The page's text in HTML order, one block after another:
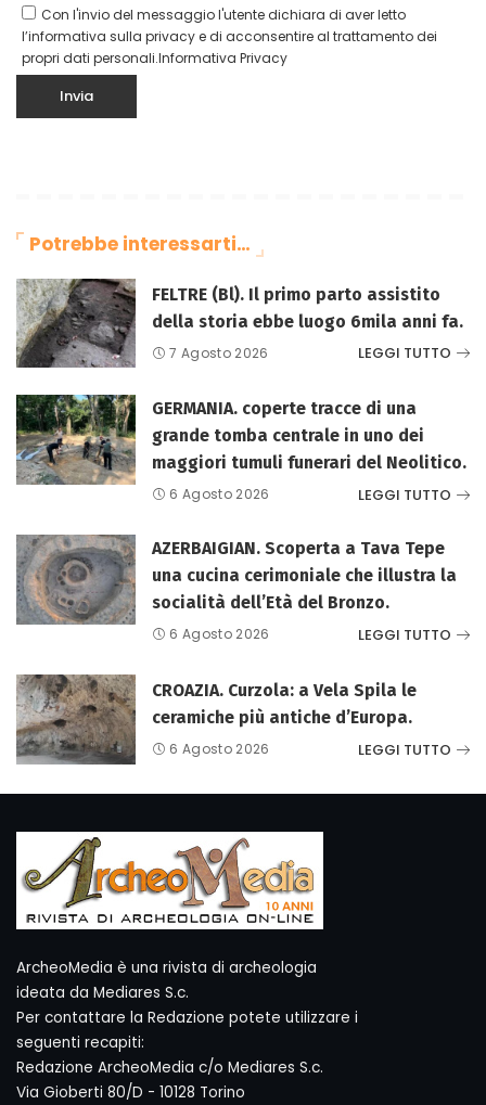
Con l'invio del messaggio l'utente dichiara di aver letto
l’informativa sulla privacy e di acconsentire al trattamento dei
propri dati personali.Informativa Privacy
Potrebbe interessarti…
FELTRE (Bl). Il primo parto assistito
della storia ebbe luogo 6mila anni fa.
7 Agosto 2026 LEGGI TUTTO
GERMANIA. coperte tracce di una
grande tomba centrale in uno dei
maggiori tumuli funerari del Neolitico.
6 Agosto 2026 LEGGI TUTTO
AZERBAIGIAN. Scoperta a Tava Tepe
una cucina cerimoniale che illustra la
socialità dell’Età del Bronzo.
6 Agosto 2026 LEGGI TUTTO
CROAZIA. Curzola: a Vela Spila le
ceramiche più antiche d’Europa.
6 Agosto 2026 LEGGI TUTTO
ArcheoMedia è una rivista di archeologia
ideata da Mediares S.c.
Per contattare la Redazione potete utilizzare i
seguenti recapiti:
Redazione ArcheoMedia c/o Mediares S.c.
Via Gioberti 80/D - 10128 Torino